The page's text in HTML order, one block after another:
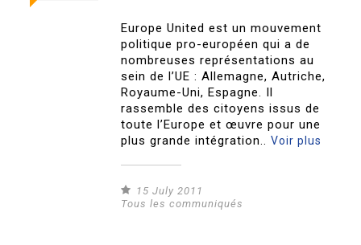
Europe United est un mouvement
politique pro-européen qui a de
nombreuses représentations au
sein de l’UE : Allemagne, Autriche,
Royaume-Uni, Espagne. Il
rassemble des citoyens issus de
toute l’Europe et œuvre pour une
plus grande intégration..Voir plus
15 July 2011
Tous les communiqués